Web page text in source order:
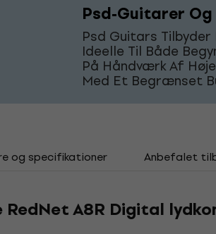
Psd-Guitarer
Psd Guitars
Ideelle Til Både
På Håndværk Af
Med Et Begrænset
og specifikationer Anbefalet
RedNet A8R Digital